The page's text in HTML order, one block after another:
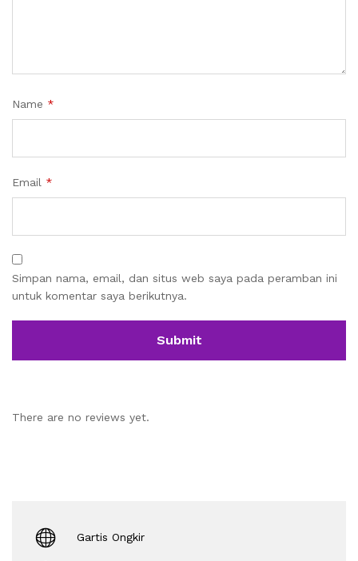
Name *
Email *
Simpan nama, email, dan situs web saya pada peramban ini
untuk komentar saya berikutnya.
There are no reviews yet.
Gartis Ongkir